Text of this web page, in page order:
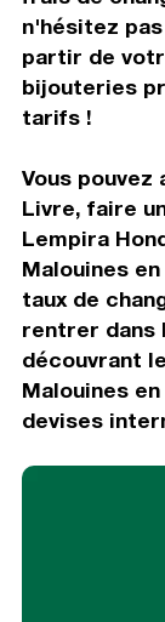
n'hésitez
partir de
bijouteries
tarifs !
Vous pouvez
Livre, faire
Lempira
Malouines
taux de
rentrer dans
découvrant
Malouines
devises